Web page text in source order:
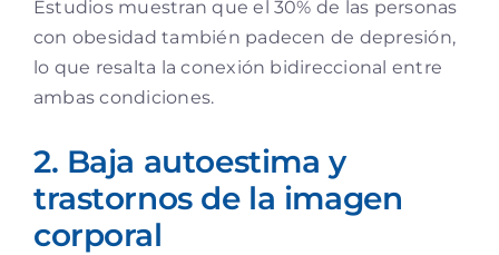
Estudios muestran que el 30% de las personas
con obesidad también padecen de depresión,
lo que resalta la conexión bidireccional entre
ambas condiciones.
2. Baja autoestima y
trastornos de la imagen
corporal